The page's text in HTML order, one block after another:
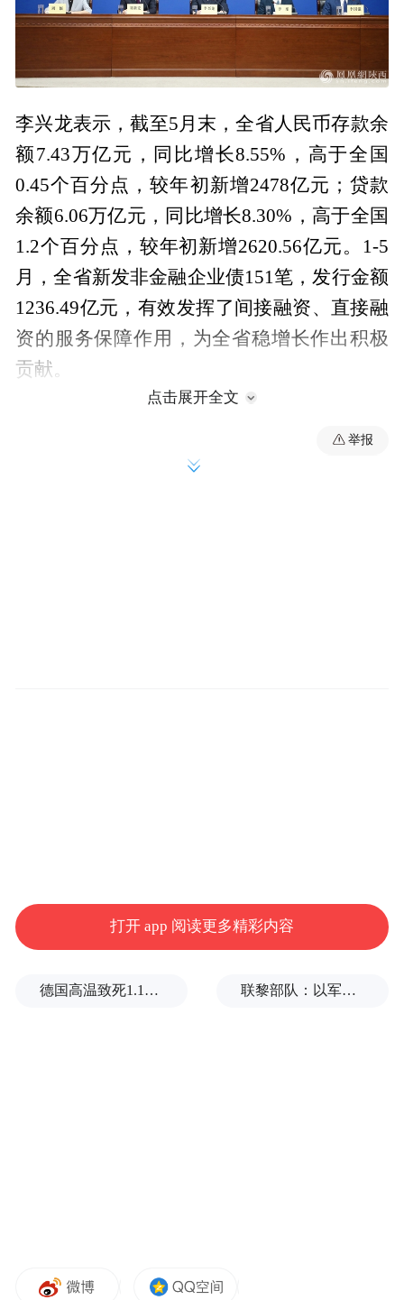
李兴龙表示，截至5月末，全省人民币存款余
额7.43万亿元，同比增长8.55%，高于全国
0.45个百分点，较年初新增2478亿元；贷款
余额6.06万亿元，同比增长8.30%，高于全国
1.2个百分点，较年初新增2620.56亿元。1-5
月，全省新发非金融企业债151笔，发行金额
1236.49亿元，有效发挥了间接融资、直接融
资的服务保障作用，为全省稳增长作出积极
贡献。
接机制，推动金融机构与企业需求精准对
接，提高金融服务的时效性便捷性。为110家
级重点项目单位匹配金融资源，现场签约授
省政府性融资担保基金管理办法》，政府性
点击展开全文
举报
打开 app 阅读更多精彩内容
德国高温致死1.19万人，为2016年来最高纪录 联黎部队：以军单日向黎发射113枚炮弹